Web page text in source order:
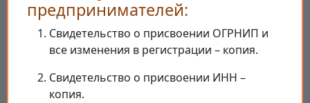
предпринимателей:
Свидетельство о присвоении ОГРНИП и
все изменения в регистрации – копия.
Свидетельство о присвоении ИНН –
копия.